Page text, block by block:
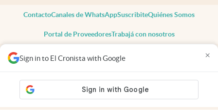
Sign in to El Cronista with Google ×
ContactoCanales de WhatsAppSuscribiteQuiénes Somos
Portal de ProveedoresTrabajá con nosotros
Todos los derechos reservados
Privacidad
Consentimiento
Tel:+54 11 7078-3270